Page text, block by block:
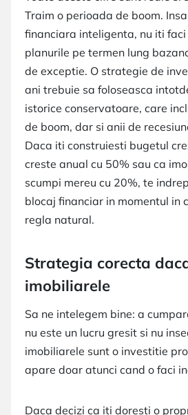
Traim o perioada de boom.
financiara inteligenta, nu iti
planurile pe termen lung
de exceptie. O strategie de
ani trebuie sa foloseasca
istorice conservatoare, care
de boom, dar si anii de
Daca iti construiesti bugetul
creste anual cu 50% sau ca
scumpi mereu cu 20%, te
blocaj financiar in momentul in
regla natural.
Strategia corecta
imobiliarele
Sa ne intelegem bine: a
nu este un lucru gresit si nu
imobiliarele sunt o investitie
apare doar atunci cand o faci
Daca decizi ca iti doresti o